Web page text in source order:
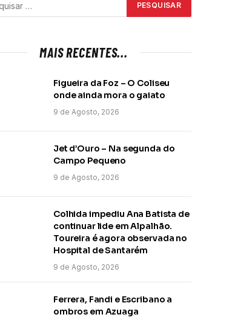
MAIS RECENTES...
Figueira da Foz – O Coliseu
onde ainda mora o gaiato
9 de Agosto, 2026
Jet d’Ouro – Na segunda do
Campo Pequeno
9 de Agosto, 2026
Colhida impediu Ana Batista de
continuar lide em Alpalhão.
Toureira é agora observada no
Hospital de Santarém
9 de Agosto, 2026
Ferrera, Fandi e Escribano a
ombros em Azuaga